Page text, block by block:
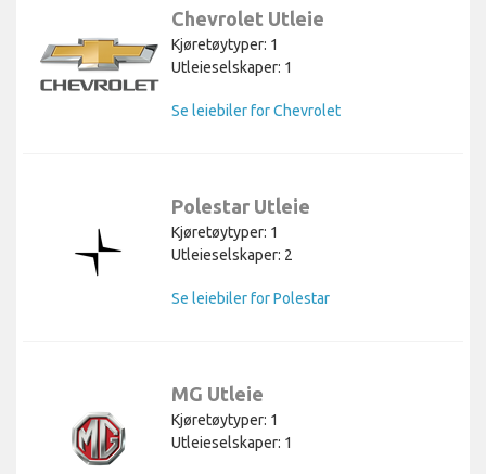
Chevrolet Utleie
Kjøretøytyper: 1
Utleieselskaper: 1
Se leiebiler for Chevrolet
Polestar Utleie
Kjøretøytyper: 1
Utleieselskaper: 2
Se leiebiler for Polestar
MG Utleie
Kjøretøytyper: 1
Utleieselskaper: 1